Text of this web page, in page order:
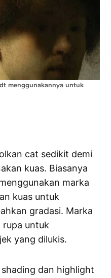
menggunakannya untuk
cat sedikit demi
kuas. Biasanya
marka
kuas untuk
gradasi. Marka
rupa untuk
yang dilukis.
dan highlight